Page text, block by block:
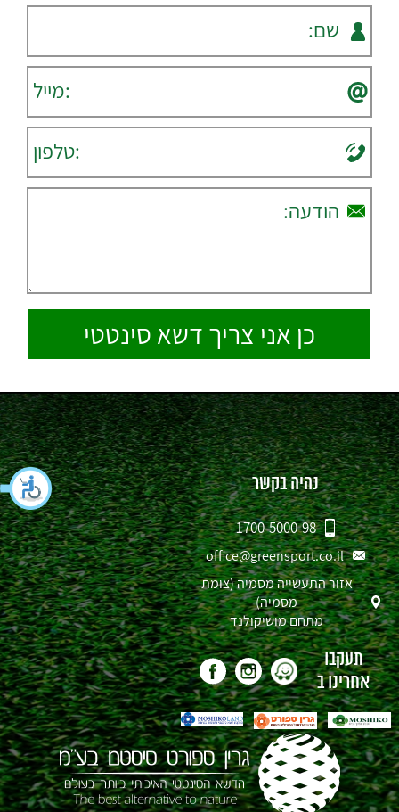
נהיה בקשר
1700-5000-98
office@greensport.co.il
אזור התעשייה מסמיה (צומת
מסמיה)
מתחם מושיקולנד
תעקבו
אחרינו ב